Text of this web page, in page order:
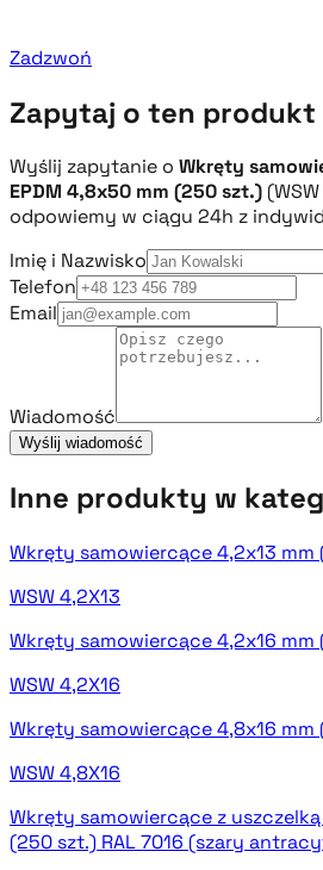
Zadzwoń
Zapytaj o ten produkt
Wyślij zapytanie o Wkręty
EPDM 4,8x50 mm (250 szt.)
odpowiemy w ciągu 24h z
Imię i Nazwisko
Telefon
Email
Wiadomość
Wyślij wiadomość
Inne produkty w
Wkręty samowiercące 4,2x13 mm
WSW 4,2X13
Wkręty samowiercące 4,2x16 mm
WSW 4,2X16
Wkręty samowiercące 4,8x16 mm
WSW 4,8X16
Wkręty samowiercące z uszczelką
(250 szt.) RAL 7016 (szary